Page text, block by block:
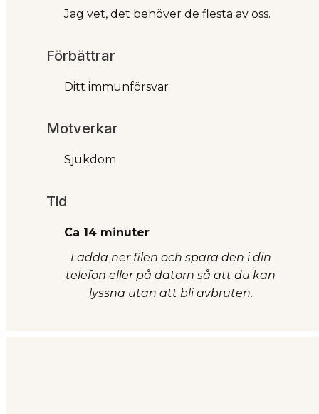
Jag vet, det behöver de flesta av oss.
Förbättrar
Ditt immunförsvar
Motverkar
Sjukdom
Tid
Ca 14 minuter
Ladda ner filen och spara den i din
telefon eller på datorn så att du kan
lyssna utan att bli avbruten.